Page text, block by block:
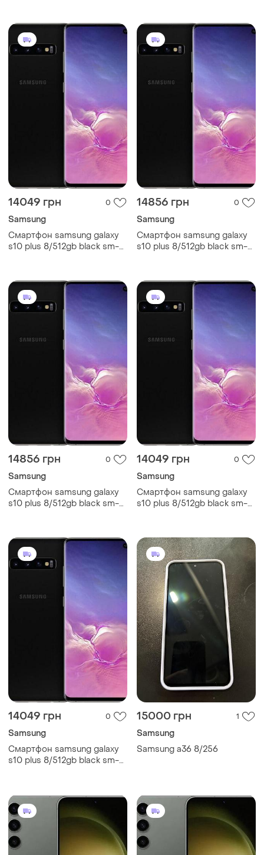
14049 грн 0
Samsung
Смартфон samsung galaxy
s10 plus 8/512gb black sm-
14856 грн 0
Samsung
Смартфон samsung galaxy
s10 plus 8/512gb black sm-
14856 грн 0
Samsung
Смартфон samsung galaxy
s10 plus 8/512gb black sm-
14049 грн 0
Samsung
Смартфон samsung galaxy
s10 plus 8/512gb black sm-
14049 грн 0
Samsung
Смартфон samsung galaxy
s10 plus 8/512gb black sm-
15000 грн 1
Samsung
Samsung a36 8/256